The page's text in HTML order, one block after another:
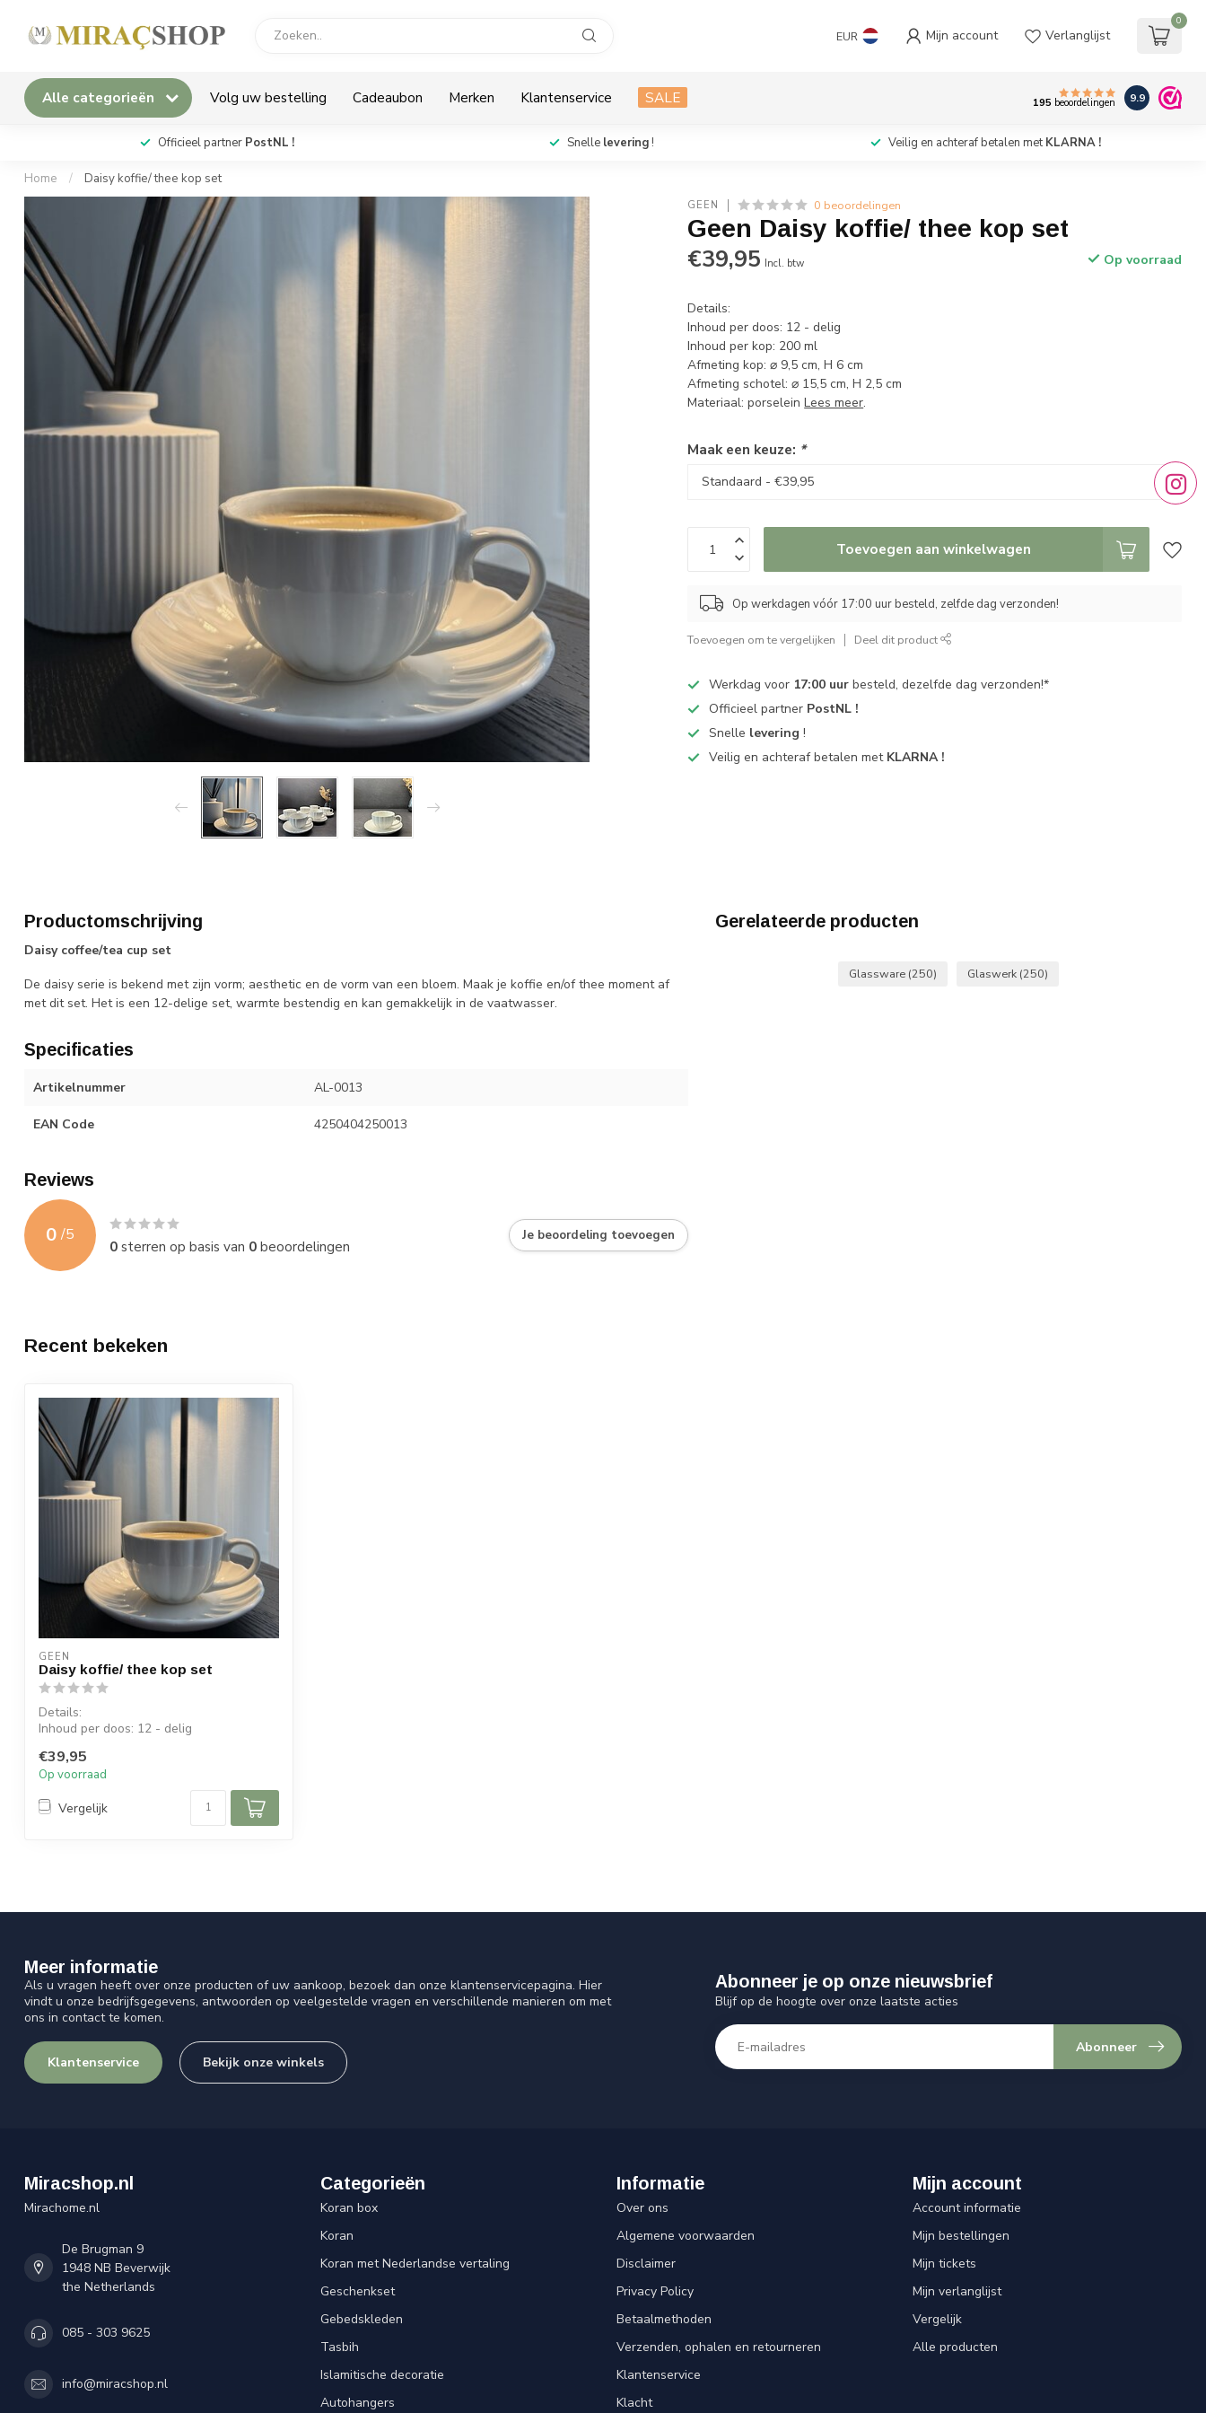
EUR Mijn account Verlanglijst
0
Alle categorieën Volg uw bestelling Cadeaubon Merken Klantenservice SALE 195 beoordelingen 9.9
Officieel partner PostNL ! Snelle levering! Veilig en achteraf betalen met KLARNA !
Home / Daisy koffie/ thee kop set
GEEN 0 beoordelingen
Geen Daisy koffie/ thee kop set
€39,95 Incl. btw Op voorraad
Details:
Inhoud per doos: 12 - delig
Inhoud per kop: 200 ml
Afmeting kop: ⌀ 9,5 cm, H 6 cm
Afmeting schotel: ⌀ 15,5 cm, H 2,5 cm
Materiaal: porseleinLees meer.
Maak een keuze: *
Toevoegen aan winkelwagen
Op werkdagen vóór 17:00 uur besteld, zelfde dag verzonden!
Toevoegen om te vergelijken Deel dit product
Werkdag voor 17:00 uur besteld, dezelfde dag verzonden!*
Officieel partner PostNL !
Snelle levering !
Veilig en achteraf betalen met KLARNA !
Productomschrijving
Daisy coffee/tea cup set
De daisy serie is bekend met zijn vorm; aesthetic en de vorm van een bloem. Maak je koffie en/of thee moment af
met dit set. Het is een 12-delige set, warmte bestendig en kan gemakkelijk in de vaatwasser.
Specificaties
Artikelnummer AL-0013
EAN Code 4250404250013
Reviews
0 /5
0sterren op basis van 0beoordelingen
Je beoordeling toevoegen
Gerelateerde producten
Glassware (250) Glaswerk (250)
Recent bekeken
GEEN
Daisy koffie/ thee kop set
Details:
Inhoud per doos: 12 - delig
Afmeting kop: ⌀...
€39,95
Op voorraad
Vergelijk
Meer informatie
Als u vragen heeft over onze producten of uw aankoop, bezoek dan onze klantenservicepagina. Hier
vindt u onze bedrijfsgegevens, antwoorden op veelgestelde vragen en verschillende manieren om met
ons in contact te komen.
Klantenservice Bekijk onze winkels
Abonneer je op onze nieuwsbrief
Blijf op de hoogte over onze laatste acties
Abonneer
Miracshop.nl
Mirachome.nl
De Brugman 9
1948 NB Beverwijk
the Netherlands
085 - 303 9625
info@miracshop.nl
Categorieën
Koran box
Koran
Koran met Nederlandse vertaling
Geschenkset
Gebedskleden
Tasbih
Islamitische decoratie
Autohangers
Informatie
Over ons
Algemene voorwaarden
Disclaimer
Privacy Policy
Betaalmethoden
Verzenden, ophalen en retourneren
Klantenservice
Klacht
Mijn account
Account informatie
Mijn bestellingen
Mijn tickets
Mijn verlanglijst
Vergelijk
Alle producten